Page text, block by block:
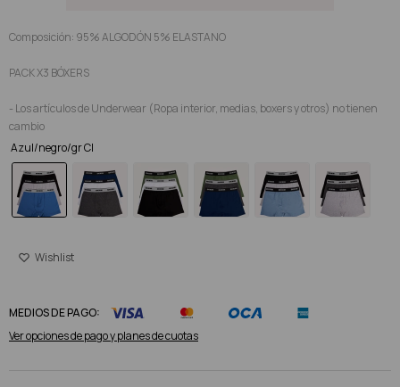
Composición: 95% ALGODÓN 5% ELASTANO
PACK X3 BÓXERS
- Los artículos de Underwear (Ropa interior, medias, boxers y otros) no tienen
cambio
Azul/negro/gr Cl
MEDIOS DE PAGO:
Ver opciones de pago y planes de cuotas